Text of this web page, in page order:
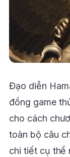
Đạo diễn
đồng game
cho cách
toàn bộ câu
chi tiết cụ thể